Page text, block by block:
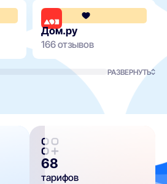
3.6
Дом.ру
166 отзывов
РАЗВЕРНУТЬ
68
тарифов